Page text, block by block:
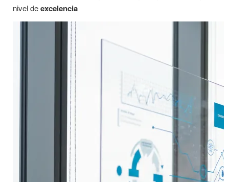
nivel deexcelencia